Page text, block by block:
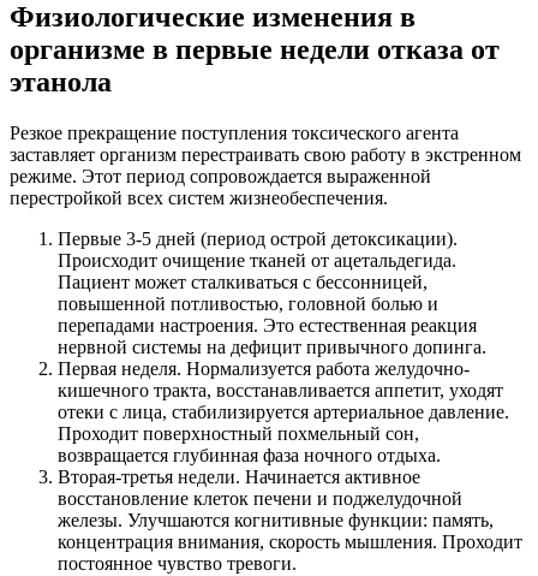
Физиологические изменения в
организме в первые недели отказа от
этанола
Резкое прекращение поступления токсического агента
заставляет организм перестраивать свою работу в экстренном
режиме. Этот период сопровождается выраженной
перестройкой всех систем жизнеобеспечения.
Первые 3-5 дней (период острой детоксикации).
Происходит очищение тканей от ацетальдегида.
Пациент может сталкиваться с бессонницей,
повышенной потливостью, головной болью и
перепадами настроения. Это естественная реакция
нервной системы на дефицит привычного допинга.
Первая неделя. Нормализуется работа желудочно-
кишечного тракта, восстанавливается аппетит, уходят
отеки с лица, стабилизируется артериальное давление.
Проходит поверхностный похмельный сон,
возвращается глубинная фаза ночного отдыха.
Вторая-третья недели. Начинается активное
восстановление клеток печени и поджелудочной
железы. Улучшаются когнитивные функции: память,
концентрация внимания, скорость мышления. Проходит
постоянное чувство тревоги.